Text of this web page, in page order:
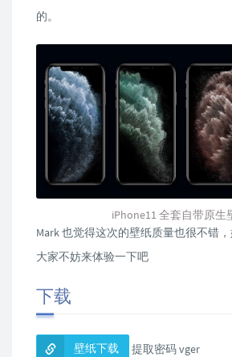
的。
iPhone11 全套自带原生
Mark 也觉得这次的壁纸质量也很不错
大家不妨来体验一下吧
下载
壁纸下载 提取密码 vger